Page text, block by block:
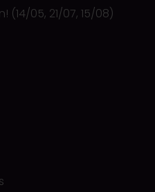
05, 21/07, 15/08)